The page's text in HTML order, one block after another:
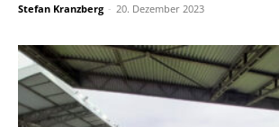
Stefan Kranzberg - 20. Dezember 2023